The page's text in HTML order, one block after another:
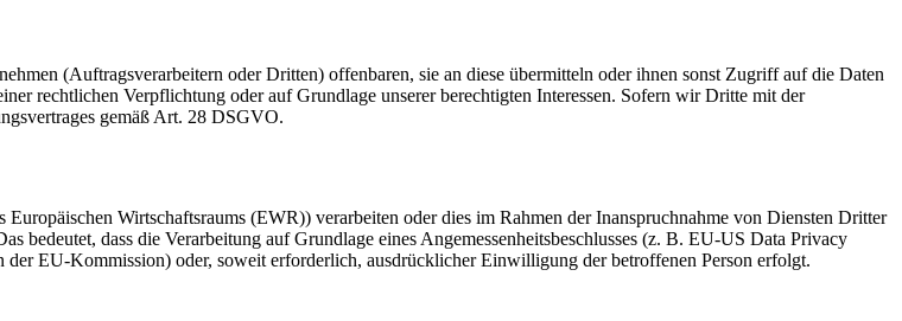
(Auftragsverarbeitern oder Dritten) offenbaren, sie an diese übermitteln oder ihnen sonst Zugriff auf die Daten
rechtlichen Verpflichtung oder auf Grundlage unserer berechtigten Interessen. Sofern wir Dritte mit der
gemäß Art. 28 DSGVO.
Wirtschaftsraums (EWR)) verarbeiten oder dies im Rahmen der Inanspruchnahme von Diensten Dritter
bedeutet, dass die Verarbeitung auf Grundlage eines Angemessenheitsbeschlusses (z. B. EU-US Data Privacy
EU-Kommission) oder, soweit erforderlich, ausdrücklicher Einwilligung der betroffenen Person erfolgt.